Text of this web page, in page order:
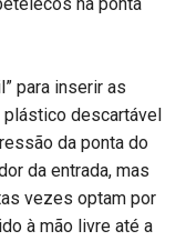
para inserir as
plástico descartável
da ponta do
da entrada, mas
vezes optam por
à mão livre até a